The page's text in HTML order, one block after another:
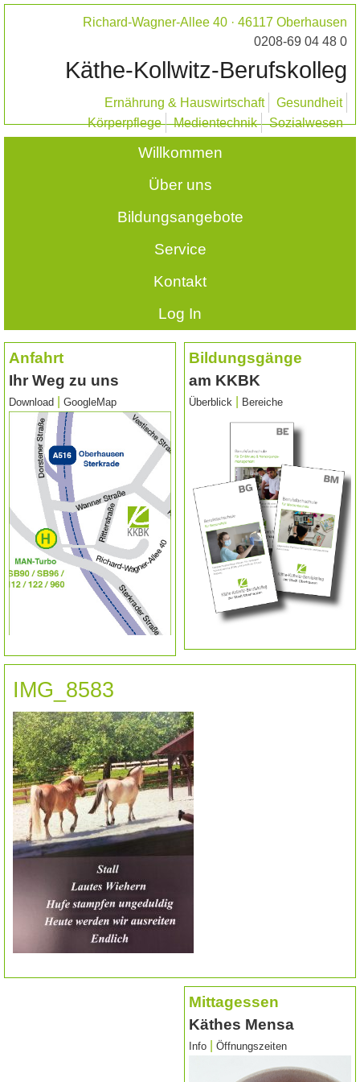
Richard-Wagner-Allee 40 · 46117 Oberhausen
0208-69 04 48 0
Käthe-Kollwitz-Berufskolleg
Ernährung & Hauswirtschaft
Gesundheit
Körperpflege
Medientechnik Sozialwesen
Willkommen
Über uns
Bildungsangebote
Service
Kontakt
Log In
Anfahrt
Ihr Weg zu uns
Download GoogleMap
Bildungsgänge
am KKBK
Überblick Bereiche
IMG_8583
Mittagessen
Käthes Mensa
Info Öffnungszeiten